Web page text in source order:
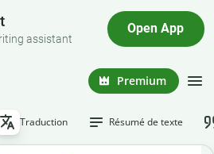
assistant
Open App
Premium
Traduction Résumé de texte